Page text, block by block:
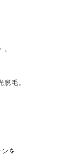
毛。
を